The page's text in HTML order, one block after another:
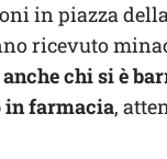
in piazza
ricevuto
anche chi si è
farmacia,